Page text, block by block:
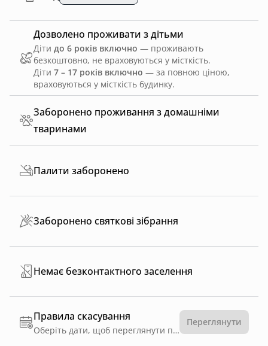
Заборонено проживання з домашніми
тваринами
Дозволено проживати з дітьми
Діти до 6 років включно — проживають
безкоштовно, не враховуються у місткість.
Діти 7 – 17 років включно — за повною ціною,
враховуються у місткість будинку.
Палити заборонено
Заборонено святкові зібрання
Немає безконтактного заселення
Правила скасування
Оберіть дати, щоб переглянути правила
Переглянути